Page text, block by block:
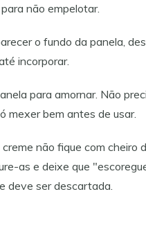
não empelotar.
o fundo da panela,
incorporar.
para amornar. Não
mexer bem antes de usar.
creme não fique com cheiro
as e deixe que
deve ser descartada.